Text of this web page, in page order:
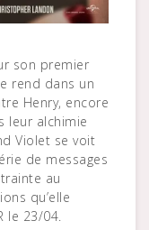
son premier
rend dans un
Henry, encore
leur alchimie
Violet se voit
de messages
au
qu’elle
le 23/04.